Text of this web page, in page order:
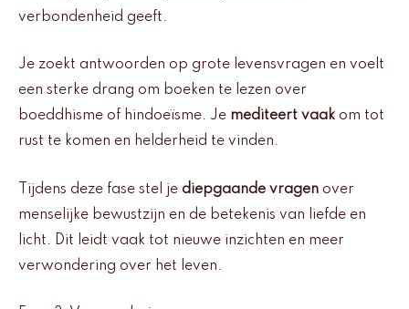
verbondenheid geeft.
Je zoekt antwoorden op grote levensvragen en voelt
een sterke drang om boeken te lezen over
boeddhisme of hindoeïsme. Je mediteert vaak om tot
rust te komen en helderheid te vinden.
Tijdens deze fase stel je diepgaande vragen over
menselijke bewustzijn en de betekenis van liefde en
licht. Dit leidt vaak tot nieuwe inzichten en meer
verwondering over het leven.